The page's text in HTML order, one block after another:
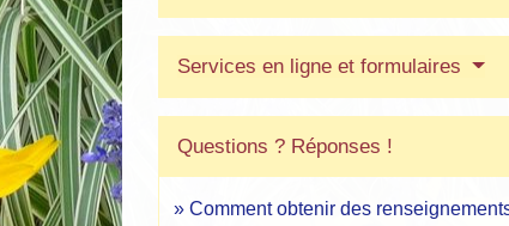
Services en ligne et formulaires
Questions ? Réponses !
Comment obtenir des